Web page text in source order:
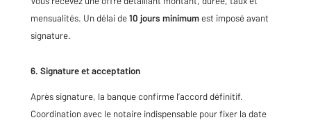
mensualités. Un délai de10 jours minimumest imposé avant
signature.
6. Signature et acceptation
Après signature, la banque confirme l’accord définitif.
Coordination avec le notaire indispensable pour fixer la date